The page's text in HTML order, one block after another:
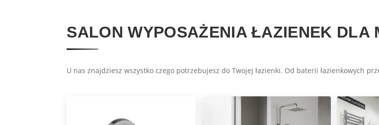
SALON WYPOSAŻENIA ŁAZIENEK DLA
U nas znajdziesz wszystko czego potrzebujesz do Twojej łazienki. Od baterii łazienkowych